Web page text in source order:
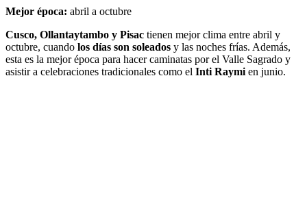
Mejor época: abril a octubre
Cusco, Ollantaytambo y Pisac tienen mejor clima entre abril y
octubre, cuando los días son soleados y las noches frías. Además,
esta es la mejor época para hacer caminatas por el Valle Sagrado y
asistir a celebraciones tradicionales como el Inti Raymi en junio.